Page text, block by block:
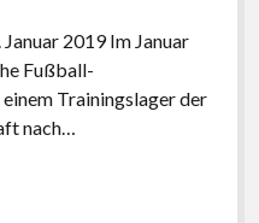
2019 Im Januar
Fußball-
Trainingslager der
nach…